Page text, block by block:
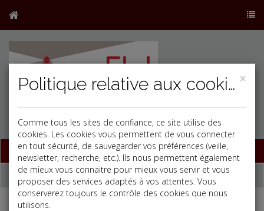
Base documentaire
Dépêches
×
Politique relative aux cookies
Comme tous les sites de confiance, ce site utilise des
cookies. Les cookies vous permettent de vous connecter
en tout sécurité, de sauvegarder vos préférences (veille,
newsletter, recherche, etc.). Ils nous permettent également
de mieux vous connaitre pour mieux vous servir et vous
proposer des services adaptés à vos attentes. Vous
conserverez toujours le contrôle des cookies que nous
utilisons.